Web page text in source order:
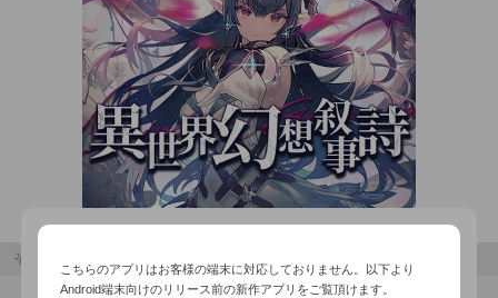
その他のおすすめコンテンツ
こちらのアプリはお客様の端末に対応しておりません。以下より
Android端末向けのリリース前の新作アプリをご覧頂けます。